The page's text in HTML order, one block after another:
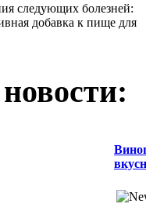
следующих болезней:
добавка к пище для